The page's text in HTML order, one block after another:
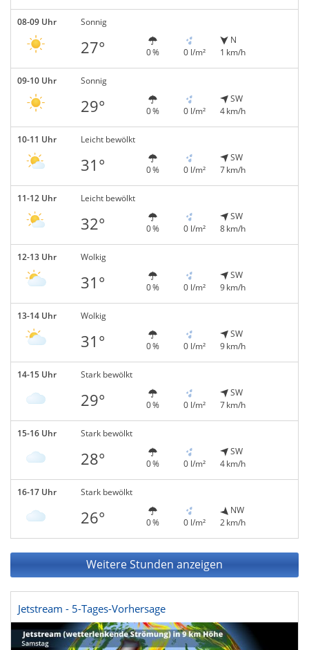
08-09 Uhr Sonnig
27° 0 % 0 l/m²
N
1 km/h
09-10 Uhr Sonnig
29° 0 % 0 l/m²
SW
4 km/h
10-11 Uhr Leicht bewölkt
31° 0 % 0 l/m²
SW
7 km/h
11-12 Uhr Leicht bewölkt
32° 0 % 0 l/m²
SW
8 km/h
12-13 Uhr Wolkig
31° 0 % 0 l/m²
SW
9 km/h
13-14 Uhr Wolkig
31° 0 % 0 l/m²
SW
9 km/h
14-15 Uhr Stark bewölkt
29° 0 % 0 l/m²
SW
7 km/h
15-16 Uhr Stark bewölkt
28° 0 % 0 l/m²
SW
4 km/h
16-17 Uhr Stark bewölkt
26° 0 % 0 l/m²
NW
2 km/h
Weitere Stunden anzeigen
Jetstream - 5-Tages-Vorhersage